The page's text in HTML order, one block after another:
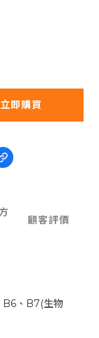
立即購買
顧客評價
B6、B7(生物